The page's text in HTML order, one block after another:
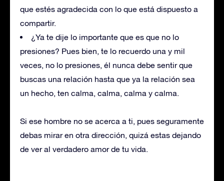
que estés agradecida con lo que está dispuesto a
compartir.
¿Ya te dije lo importante que es que no lo
presiones? Pues bien, te lo recuerdo una y mil
veces, no lo presiones, él nunca debe sentir que
buscas una relación hasta que ya la relación sea
un hecho, ten calma, calma, calma y calma.
Si ese hombre no se acerca a ti, pues seguramente
debas mirar en otra dirección, quizá estas dejando
de ver al verdadero amor de tu vida.